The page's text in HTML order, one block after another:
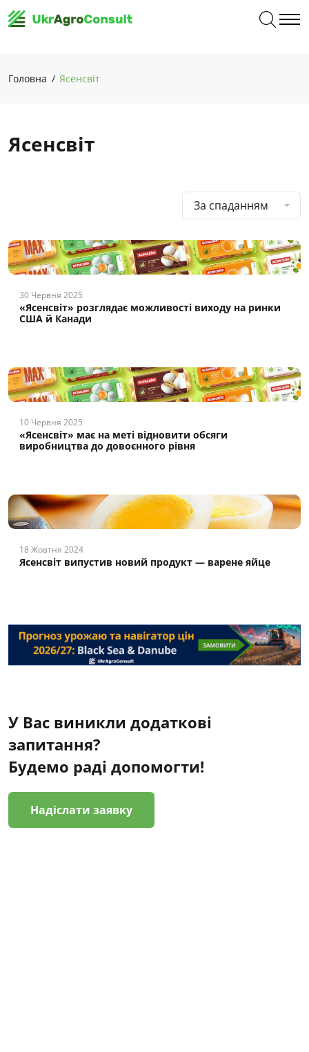
Головна Ясенсвіт
Ясенсвіт
За спаданням
30 Червня 2025
«Ясенсвіт» розглядає можливості виходу на ринки
США й Канади
10 Червня 2025
«Ясенсвіт» має на меті відновити обсяги
виробництва до довоєнного рівня
18 Жовтня 2024
Ясенсвіт випустив новий продукт — варене яйце
У Вас виникли додаткові
запитання?
Будемо раді допомогти!
Надіслати заявку